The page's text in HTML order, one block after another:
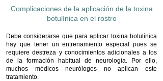
Complicaciones de la aplicación de la toxina
botulínica en el rostro
Debe considerarse que para aplicar toxina botulínica
hay que tener un entrenamiento especial pues se
requiere destreza y conocimientos adicionales a los
de la formación habitual de neurología. Por ello,
muchos médicos neurólogos no aplican este
tratamiento.